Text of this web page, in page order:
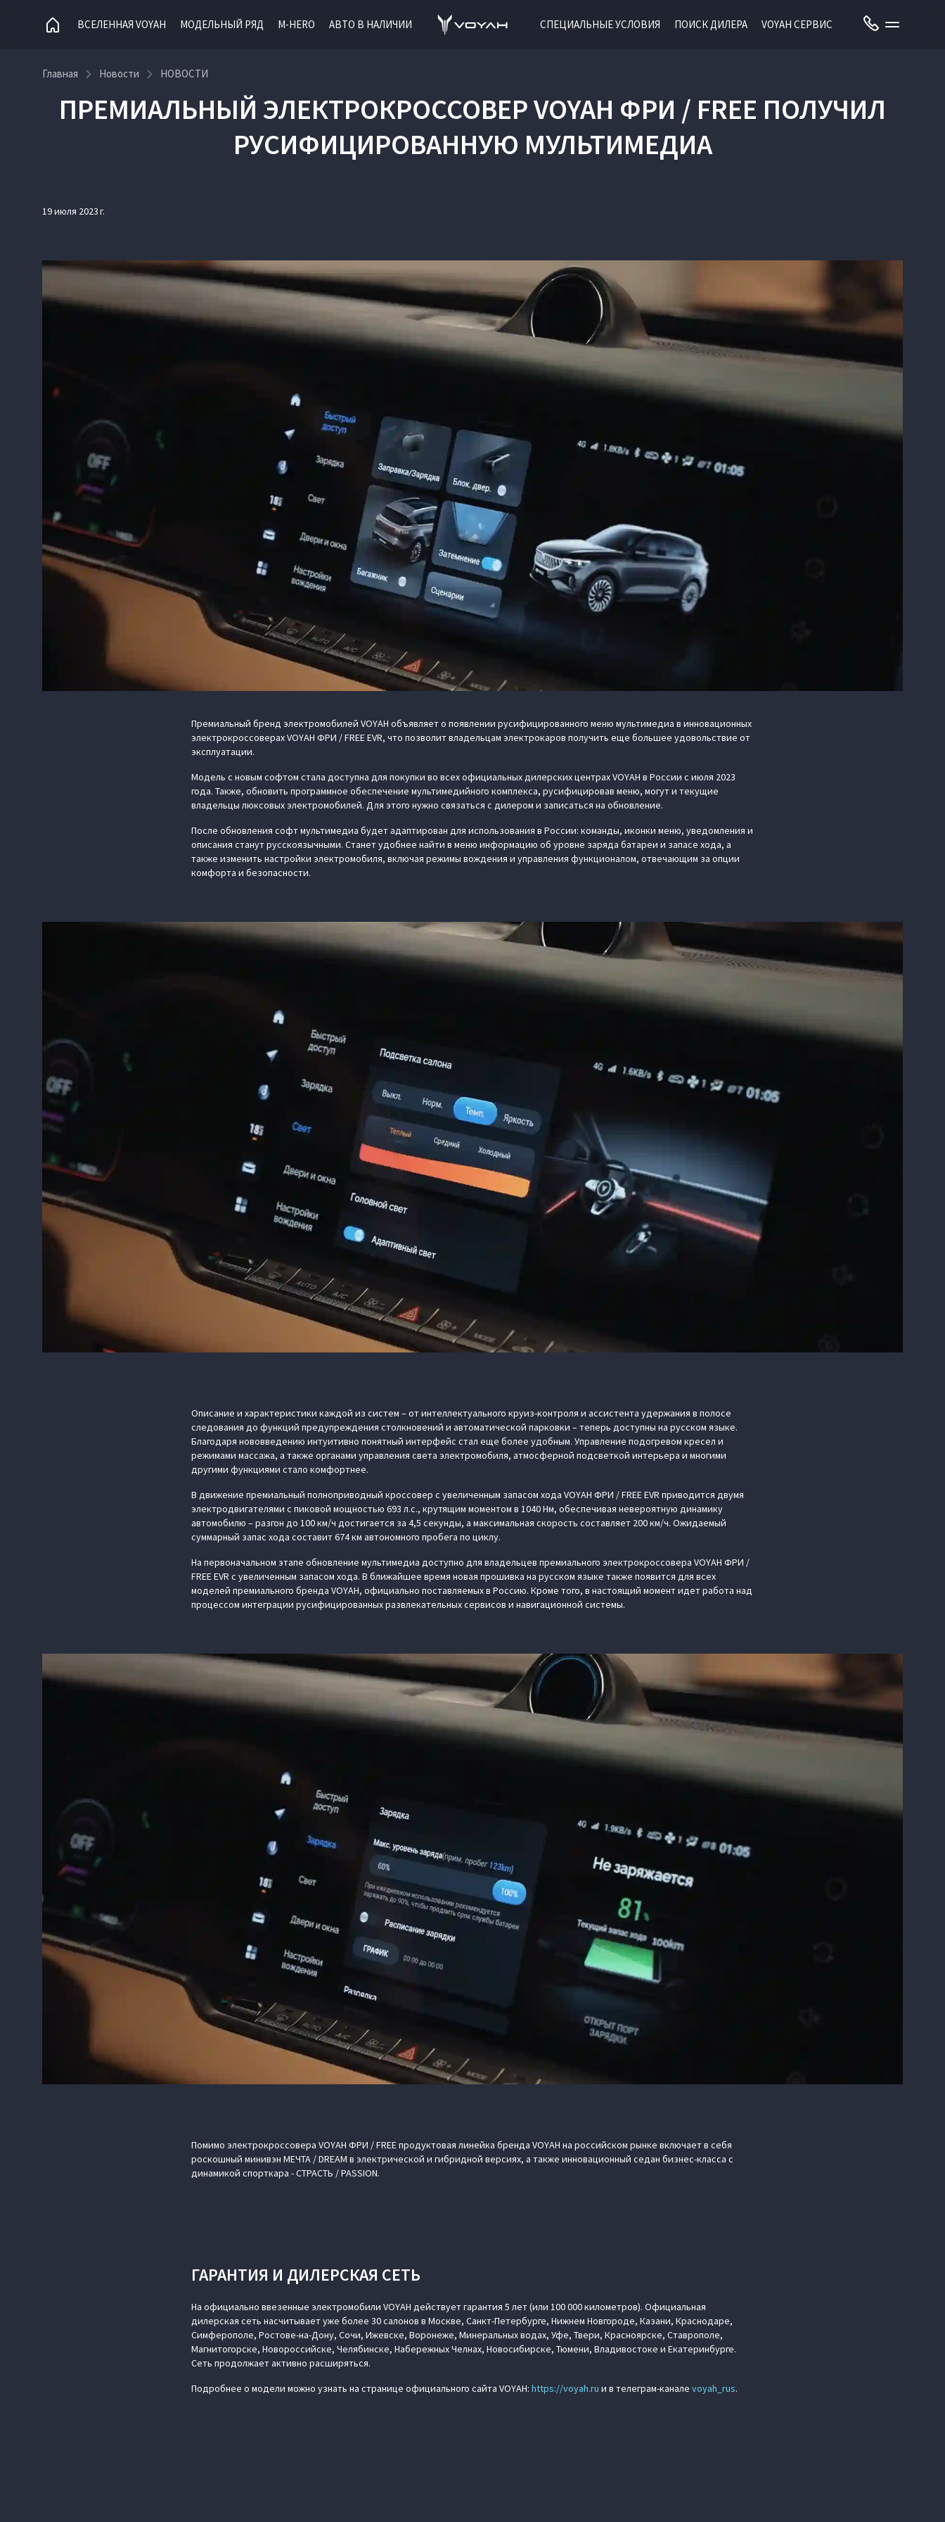
ВСЕЛЕННАЯ VOYAH МОДЕЛЬНЫЙ РЯД M-HERO АВТО В НАЛИЧИИ СПЕЦИАЛЬНЫЕ УСЛОВИЯ ПОИСК ДИЛЕРА VOYAH СЕРВИС
Главная Новости НОВОСТИ
ПРЕМИАЛЬНЫЙ ЭЛЕКТРОКРОССОВЕР VOYAH ФРИ / FREE ПОЛУЧИЛ
РУСИФИЦИРОВАННУЮ МУЛЬТИМЕДИА
19 июля 2023 г.
Премиальный бренд электромобилей VOYAH объявляет о появлении русифицированного меню мультимедиа в инновационных
электрокроссоверах VOYAH ФРИ / FREE EVR, что позволит владельцам электрокаров получить еще большее удовольствие от
эксплуатации.
Модель с новым софтом стала доступна для покупки во всех официальных дилерских центрах VOYAH в России с июля 2023
года. Также, обновить программное обеспечение мультимедийного комплекса, русифицировав меню, могут и текущие
владельцы люксовых электромобилей. Для этого нужно связаться с дилером и записаться на обновление.
После обновления софт мультимедиа будет адаптирован для использования в России: команды, иконки меню, уведомления и
описания станут русскоязычными. Станет удобнее найти в меню информацию об уровне заряда батареи и запасе хода, а
также изменить настройки электромобиля, включая режимы вождения и управления функционалом, отвечающим за опции
комфорта и безопасности.
Описание и характеристики каждой из систем – от интеллектуального круиз-контроля и ассистента удержания в полосе
следования до функций предупреждения столкновений и автоматической парковки – теперь доступны на русском языке.
Благодаря нововведению интуитивно понятный интерфейс стал еще более удобным. Управление подогревом кресел и
режимами массажа, а также органами управления света электромобиля, атмосферной подсветкой интерьера и многими
другими функциями стало комфортнее.
В движение премиальный полноприводный кроссовер с увеличенным запасом хода VOYAH ФРИ / FREE EVR приводится двумя
электродвигателями с пиковой мощностью 693 л.с., крутящим моментом в 1040 Нм, обеспечивая невероятную динамику
автомобилю – разгон до 100 км/ч достигается за 4,5 секунды, а максимальная скорость составляет 200 км/ч. Ожидаемый
суммарный запас хода составит 674 км автономного пробега по циклу.
На первоначальном этапе обновление мультимедиа доступно для владельцев премиального электрокроссовера VOYAH ФРИ /
FREE EVR с увеличенным запасом хода. В ближайшее время новая прошивка на русском языке также появится для всех
моделей премиального бренда VOYAH, официально поставляемых в Россию. Кроме того, в настоящий момент идет работа над
процессом интеграции русифицированных развлекательных сервисов и навигационной системы.
Помимо электрокроссовера VOYAH ФРИ / FREE продуктовая линейка бренда VOYAH на российском рынке включает в себя
роскошный минивэн МЕЧТА / DREAM в электрической и гибридной версиях, а также инновационный седан бизнес-класса с
динамикой спорткара - СТРАСТЬ / PASSION.
ГАРАНТИЯ И ДИЛЕРСКАЯ СЕТЬ
На официально ввезенные электромобили VOYAH действует гарантия 5 лет (или 100 000 километров). Официальная
дилерская сеть насчитывает уже более 30 салонов в Москве, Санкт-Петербурге, Нижнем Новгороде, Казани, Краснодаре,
Симферополе, Ростове-на-Дону, Сочи, Ижевске, Воронеже, Минеральных водах, Уфе, Твери, Красноярске, Ставрополе,
Магнитогорске, Новороссийске, Челябинске, Набережных Челнах, Новосибирске, Тюмени, Владивостоке и Екатеринбурге.
Сеть продолжает активно расширяться.
Подробнее о модели можно узнать на странице официального сайта VOYAH: https://voyah.ru и в телеграм-канале voyah_rus.